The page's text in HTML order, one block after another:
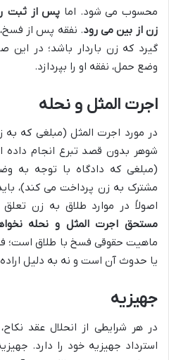
محسوب می شود. اما پس از ثبت
زن از بین می رود. نفقه پس از
گیرد که زن باردار باشد؛ در
وضع حمل، نفقه او را بپردازد.
اجرت المثل و نحله
در مورد اجرت المثل (مبلغی که به
شوهر بدون قصد تبرع انجام
(مبلغی که دادگاه با توجه به
مشترک به زن پرداخت می کند)،
اصولاً در موارد طلاق به زن
مستحق اجرت المثل و نحله
ماهیت حقوقی فسخ با طلاق است؛
یا حدوث آن است و نه به دلیل
جهیزیه
در هر شرایطی از انحلال عقد
استرداد جهیزیه خود را دارد.